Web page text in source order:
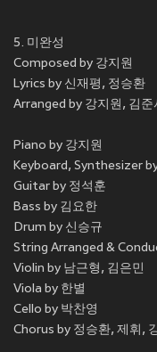
5. 미완성
Composed by 강지원
Lyrics by 신재평, 정승환
Arranged by 강지원, 김준
Piano by 강지원
Keyboard, Synthesizer
Guitar by 정석훈
Bass by 김요한
Drum by 신승규
String Arranged &
Violin by 남근형, 김은민
Viola by 한별
Cello by 박찬영
Chorus by 정승환, 제휘,